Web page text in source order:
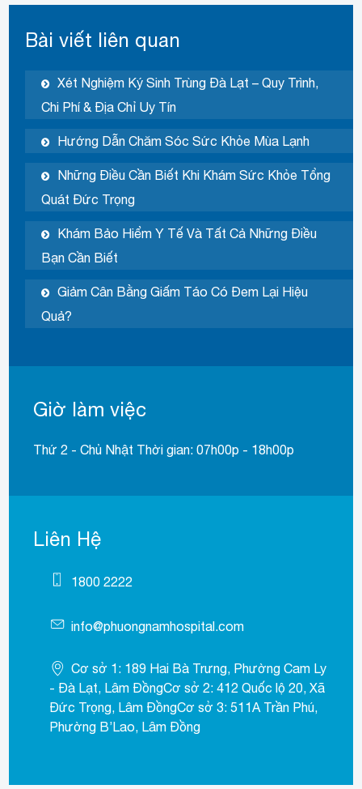
Bài viết liên quan
Xét Nghiệm Ký Sinh Trùng Đà Lạt – Quy Trình,
Chi Phí & Địa Chỉ Uy Tín
Hướng Dẫn Chăm Sóc Sức Khỏe Mùa Lạnh
Những Điều Cần Biết Khi Khám Sức Khỏe Tổng
Quát Đức Trọng
Khám Bảo Hiểm Y Tế Và Tất Cả Những Điều
Bạn Cần Biết
Giảm Cân Bằng Giấm Táo Có Đem Lại Hiệu
Quả?
Giờ làm việc
Thứ 2 - Chủ Nhật Thời gian: 07h00p - 18h00p
Liên Hệ
1800 2222
info@phuongnamhospital.com
Cơ sở 1: 189 Hai Bà Trưng, Phường Cam Ly
- Đà Lạt, Lâm ĐồngCơ sở 2: 412 Quốc lộ 20, Xã
Đức Trọng, Lâm ĐồngCơ sở 3: 511A Trần Phú,
Phường B’Lao, Lâm Đồng